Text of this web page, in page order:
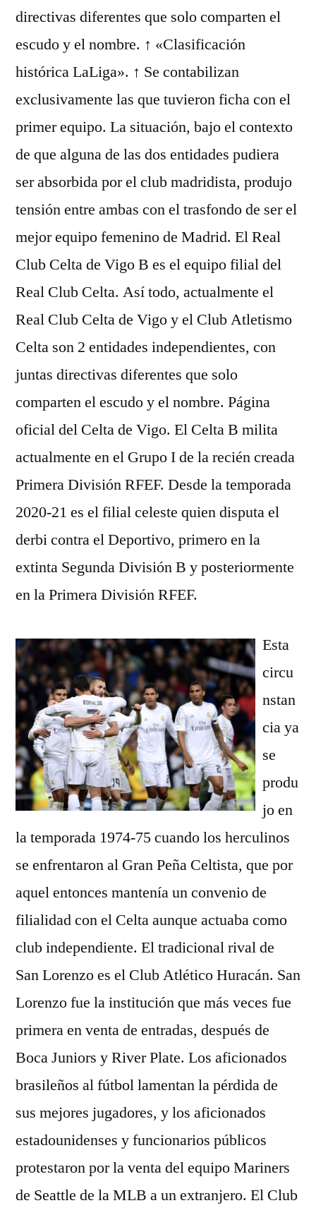
directivas diferentes que solo comparten el
escudo y el nombre. ↑ «Clasificación
histórica LaLiga». ↑ Se contabilizan
exclusivamente las que tuvieron ficha con el
primer equipo. La situación, bajo el contexto
de que alguna de las dos entidades pudiera
ser absorbida por el club madridista, produjo
tensión entre ambas con el trasfondo de ser el
mejor equipo femenino de Madrid. El Real
Club Celta de Vigo B es el equipo filial del
Real Club Celta. Así todo, actualmente el
Real Club Celta de Vigo y el Club Atletismo
Celta son 2 entidades independientes, con
juntas directivas diferentes que solo
comparten el escudo y el nombre. Página
oficial del Celta de Vigo. El Celta B milita
actualmente en el Grupo I de la recién creada
Primera División RFEF. Desde la temporada
2020-21 es el filial celeste quien disputa el
derbi contra el Deportivo, primero en la
extinta Segunda División B y posteriormente
en la Primera División RFEF.
Esta
circu
nstan
cia ya
se
produ
jo en
la temporada 1974-75 cuando los herculinos
se enfrentaron al Gran Peña Celtista, que por
aquel entonces mantenía un convenio de
filialidad con el Celta aunque actuaba como
club independiente. El tradicional rival de
San Lorenzo es el Club Atlético Huracán. San
Lorenzo fue la institución que más veces fue
primera en venta de entradas, después de
Boca Juniors y River Plate. Los aficionados
brasileños al fútbol lamentan la pérdida de
sus mejores jugadores, y los aficionados
estadounidenses y funcionarios públicos
protestaron por la venta del equipo Mariners
de Seattle de la MLB a un extranjero. El Club